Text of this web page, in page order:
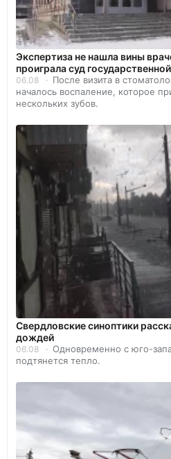
Экспертиза не нашла вины
проиграла суд
06.08
После визита в
началось воспаление, которое
нескольких зубов.
Свердловские синоптики
дождей
06.08
Одновременно с юго-
подтянется тепло.